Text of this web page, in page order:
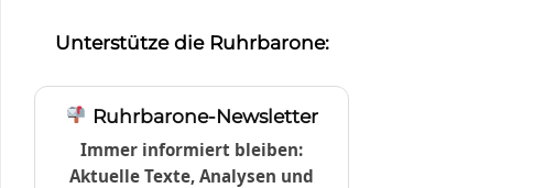
Unterstütze die Ruhrbarone:
Ruhrbarone-Newsletter
Immer informiert bleiben:
Aktuelle Texte, Analysen und